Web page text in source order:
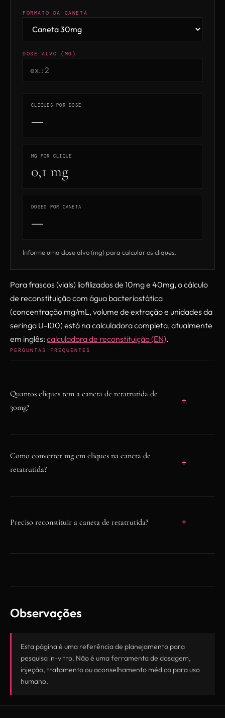
FORMATO DA CANETA
DOSE ALVO (MG)
CLIQUES POR DOSE
—
MG POR CLIQUE
0,1 mg
DOSES POR CANETA
—
Informe uma dose alvo (mg) para calcular os cliques.
Para frascos (vials) liofilizados de 10mg e 40mg, o cálculo
de reconstituição com água bacteriostática
(concentração mg/mL, volume de extração e unidades da
seringa U-100) está na calculadora completa, atualmente
em inglês: calculadora de reconstituição (EN).
PERGUNTAS FREQUENTES
Quantos cliques tem a caneta de retatrutida de
30mg?
0,1mg. O mostrador limita-se a 60 cliques
(6mg) por ciclo de dispensação.
Como converter mg em cliques na caneta de
retatrutida?
por clique, arredondado para o clique inteiro
mostrador.
Preciso reconstituir a caneta de retatrutida?
bacteriostática antes do uso em pesquisa.
Observações
Esta página é uma referência de planejamento para
pesquisa in-vitro. Não é uma ferramenta de dosagem,
injeção, tratamento ou aconselhamento médico para uso
humano.